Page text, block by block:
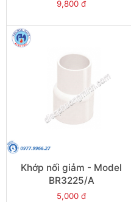
9,800 đ
Khớp nối giảm - Model
BR3225/A
5,000 đ